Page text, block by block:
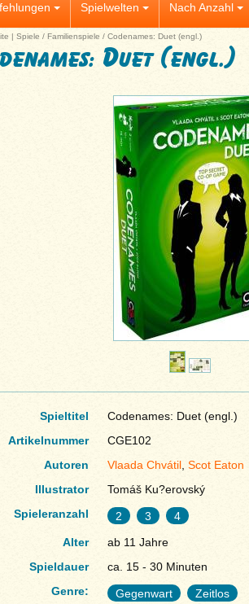
Spielwelten Nach Anzahl
| Spiele / Familienspiele / Codenames: Duet (engl.)
Duet (engl.)
Spieltitel
Codenames: Duet (engl.)
Artikelnummer
CGE102
Autoren
Vlaada Chvátil, Scot Eaton
Illustrator
Tomáš Ku?erovský
Spieleranzahl
2 3
4
Alter
ab 11 Jahre
Spieldauer
ca. 15 - 30 Minuten
Genre:
Gegenwart
Zeitlos